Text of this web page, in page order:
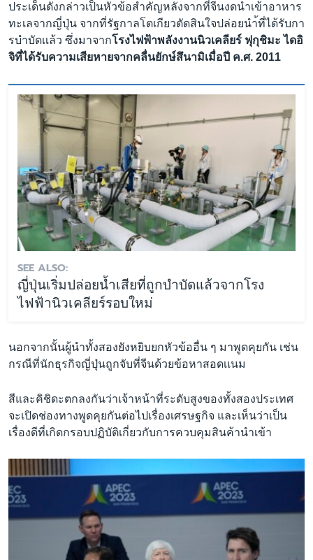
ประเด็นดังกล่าวเป็นหัวข้อสำคัญหลังจากที่จีนงดนำเข้าอาหาร
ทะเลจากญี่ปุ่น จากที่รัฐกาลโตเกียวตัดสินใจปล่อยนำ้ที่ได้รับกา
รบำบัดเเล้ว ซึ่งมาจากโรงไฟฟ้าพลังงานนิวเคลียร์ ฟุกุชิมะ ไดอิ
จิที่ได้รับความเสียหายจากคลื่นยักษ์สึนามิเมื่อปี ค.ศ. 2011
SEE ALSO:
ญี่ปุ่นเริ่มปล่อยน้ำเสียที่ถูกบำบัดแล้วจากโรง
ไฟฟ้านิวเคลียร์รอบใหม่
นอกจากนั้นผู้นำทั้งสองยังหยิบยกหัวข้ออื่น ๆ มาพูดคุยกัน เช่น
กรณีที่นักธุรกิจญี่ปุ่นถูกจับที่จีนด้วยข้อหาสอดเเนม
สีและคิชิดะตกลงกันว่าเจ้าหน้าที่ระดับสูงของทั้งสองประเทศ
จะเปิดช่องทางพูดคุยกันต่อไปเรื่องเศรษฐกิจ และเห็นว่าเป็น
เรื่องดีที่เกิดกรอบปฏิบัติเกี่ยวกับการควบคุมสินค้านำเข้า